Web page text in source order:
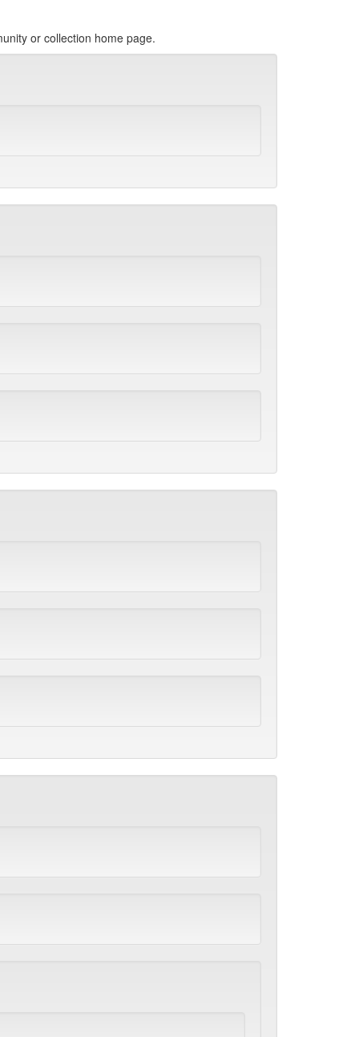
or collection home page.